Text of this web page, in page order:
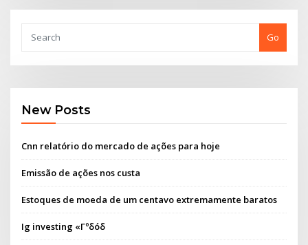
Go
New Posts
Cnn relatório do mercado de ações para hoje
Emissão de ações nos custa
Estoques de moeda de um centavo extremamente baratos
Ig investing «Γºδóδ